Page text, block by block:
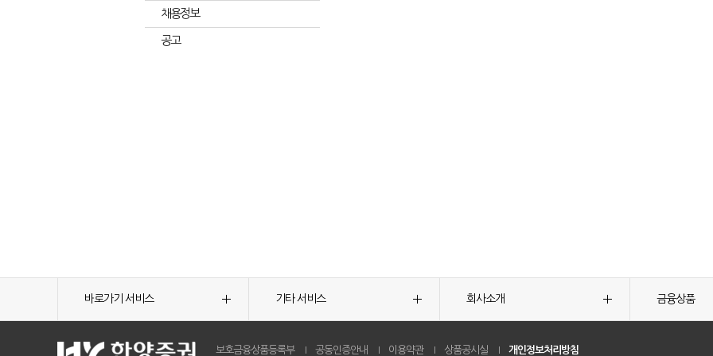
채용정보
공고
바로가기 서비스 기타 서비스 회사소개 금융상품
보호금융상품등록부 공동인증안내 이용약관 상품공시실 개인정보처리방침